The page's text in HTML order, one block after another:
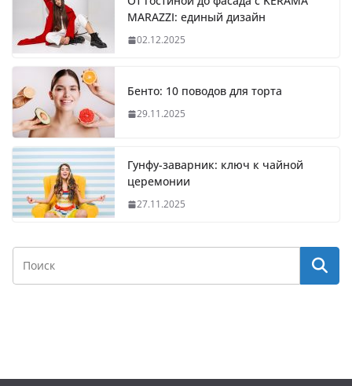
MARAZZI: единый дизайн
02.12.2025
Бенто: 10 поводов для торта
29.11.2025
Гунфу-заварник: ключ к чайной
церемонии
27.11.2025